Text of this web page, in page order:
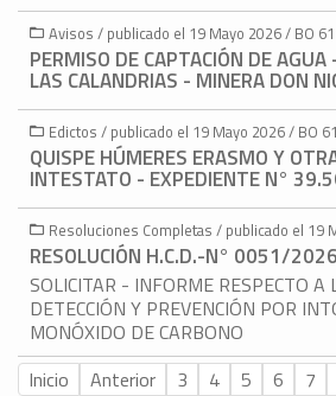
Avisos / publicado el 19 Mayo 2026 / BO
PERMISO DE CAPTACIÓN DE
LAS CALANDRIAS - MINERA DON
Edictos / publicado el 19 Mayo 2026 / BO
QUISPE HÚMERES ERASMO Y
INTESTATO - EXPEDIENTE N°
Resoluciones Completas / publicado el 19
RESOLUCIÓN H.C.D.-N° 0051/2026
SOLICITAR - INFORME RESPECTO A
DETECCIÓN Y PREVENCIÓN POR
MONÓXIDO DE CARBONO
Inicio
Anterior 3 4 5 6 7